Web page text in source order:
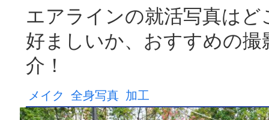
エアラインの就活写真は
好ましいか、おすすめの
介！
メイク 全身写真 加工